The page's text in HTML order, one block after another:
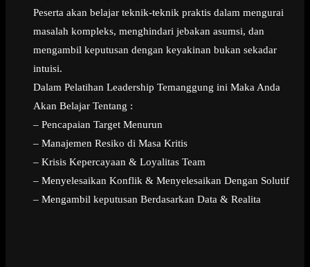
Peserta akan belajar teknik-teknik praktis dalam mengurai
masalah kompleks, menghindari jebakan asumsi, dan
mengambil keputusan dengan keyakinan bukan sekadar
intuisi.
Dalam Pelatihan Leadership Temanggung ini Maka Anda
Akan Belajar Tentang :
– Pencapaian Target Menurun
– Manajemen Resiko di Masa Kritis
– Krisis Kepercayaan & Loyalitas Team
– Menyelesaikan Konflik & Menyelesaikan Dengan Solutif
– Mengambil keputusan Berdasarkan Data & Realita